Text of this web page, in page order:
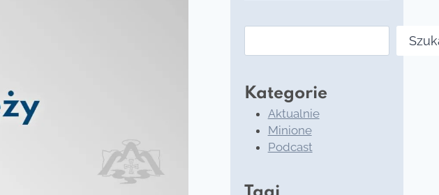
Kategorie
Aktualnie
Minione
Podcast